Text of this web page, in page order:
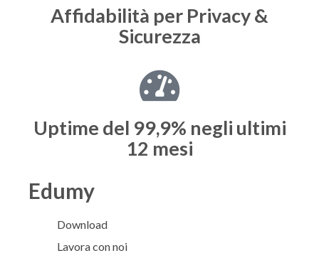
Affidabilità per Privacy &
Sicurezza
Uptime del 99,9% negli ultimi
12 mesi
Edumy
Download
Lavora con noi